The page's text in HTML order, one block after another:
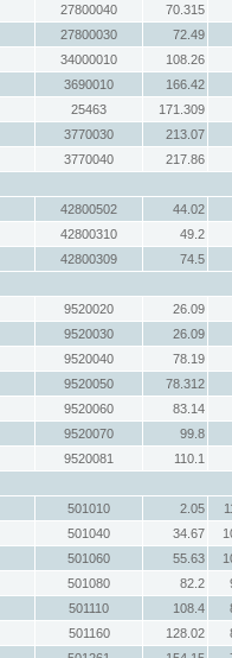
27800040
70.315
27800030
72.49
34000010
108.26
3690010
166.42
25463
171.309
3770030
213.07
3770040
217.86
42800502
44.02
42800310
49.2
42800309
74.5
9520020
26.09
9520030
26.09
9520040
78.19
9520050
78.312
9520060
83.14
9520070
99.8
9520081
110.1
501010 2.05
501040 34.67
501060 55.63
501080 82.2
501110 108.4
501160 128.02